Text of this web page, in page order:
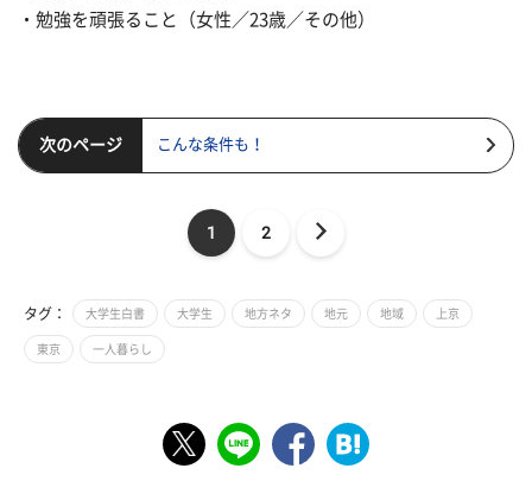
・勉強を頑張ること（女性／23歳／その他）
次のページ こんな条件も！
1 2
タグ： 大学生白書 大学生 地方ネタ 地元 地域 上京
東京 一人暮らし